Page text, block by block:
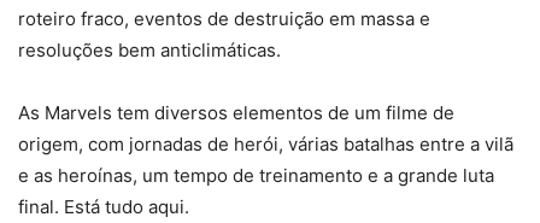
roteiro fraco, eventos de destruição em massa e
resoluções bem anticlimáticas.
As Marvels tem diversos elementos de um filme de
origem, com jornadas de herói, várias batalhas entre a vilã
e as heroínas, um tempo de treinamento e a grande luta
final. Está tudo aqui.